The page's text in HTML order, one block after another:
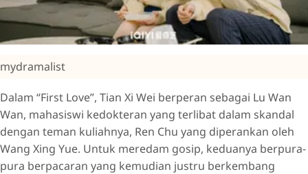
mydramalist
Dalam “First Love”, Tian Xi Wei berperan sebagai Lu Wan
Wan, mahasiswi kedokteran yang terlibat dalam skandal
dengan teman kuliahnya, Ren Chu yang diperankan oleh
Wang Xing Yue. Untuk meredam gosip, keduanya berpura-
pura berpacaran yang kemudian justru berkembang